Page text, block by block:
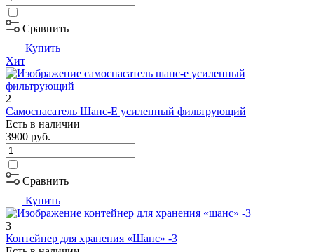
Сравнить
Купить
Хит
2
Самоспасатель Шанс-Е усиленный фильтрующий
Есть в наличии
3900 руб.
Сравнить
Купить
3
Контейнер для хранения «Шанс» -3